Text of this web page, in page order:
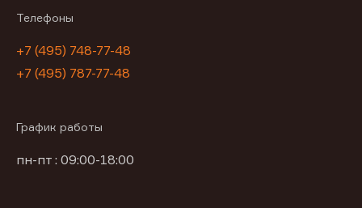
Телефоны
+7 (495) 748-77-48
+7 (495) 787-77-48
График работы
пн-пт : 09:00-18:00